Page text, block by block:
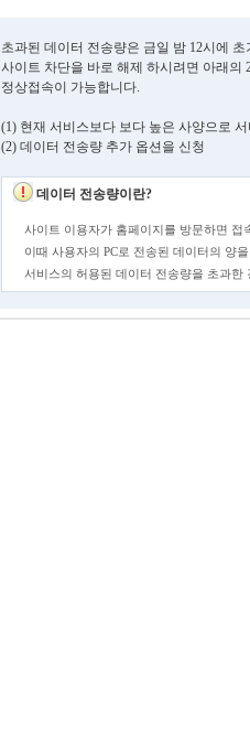
초과된 데이터 전송량은 금일 밤 12시에
사이트 차단을 바로 해제 하시려면 아래의
정상접속이 가능합니다.
(1) 현재 서비스보다 보다 높은 사양으로
(2) 데이터 전송량 추가 옵션을 신청
데이터 전송량이란?
사이트 이용자가 홈페이지를 방문하면 접
이때 사용자의 PC로 전송된 데이터의 양
서비스의 허용된 데이터 전송량을 초과